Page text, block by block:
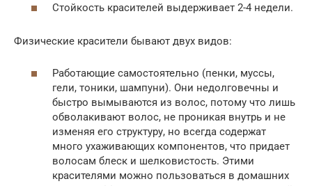
Стойкость красителей выдерживает 2-4 недели.
Физические красители бывают двух видов:
Работающие самостоятельно (пенки, муссы,
гели, тоники, шампуни). Они недолговечны и
быстро вымываются из волос, потому что лишь
обволакивают волос, не проникая внутрь и не
изменяя его структуру, но всегда содержат
много ухаживающих компонентов, что придает
волосам блеск и шелковистость. Этими
красителями можно пользоваться в домашних